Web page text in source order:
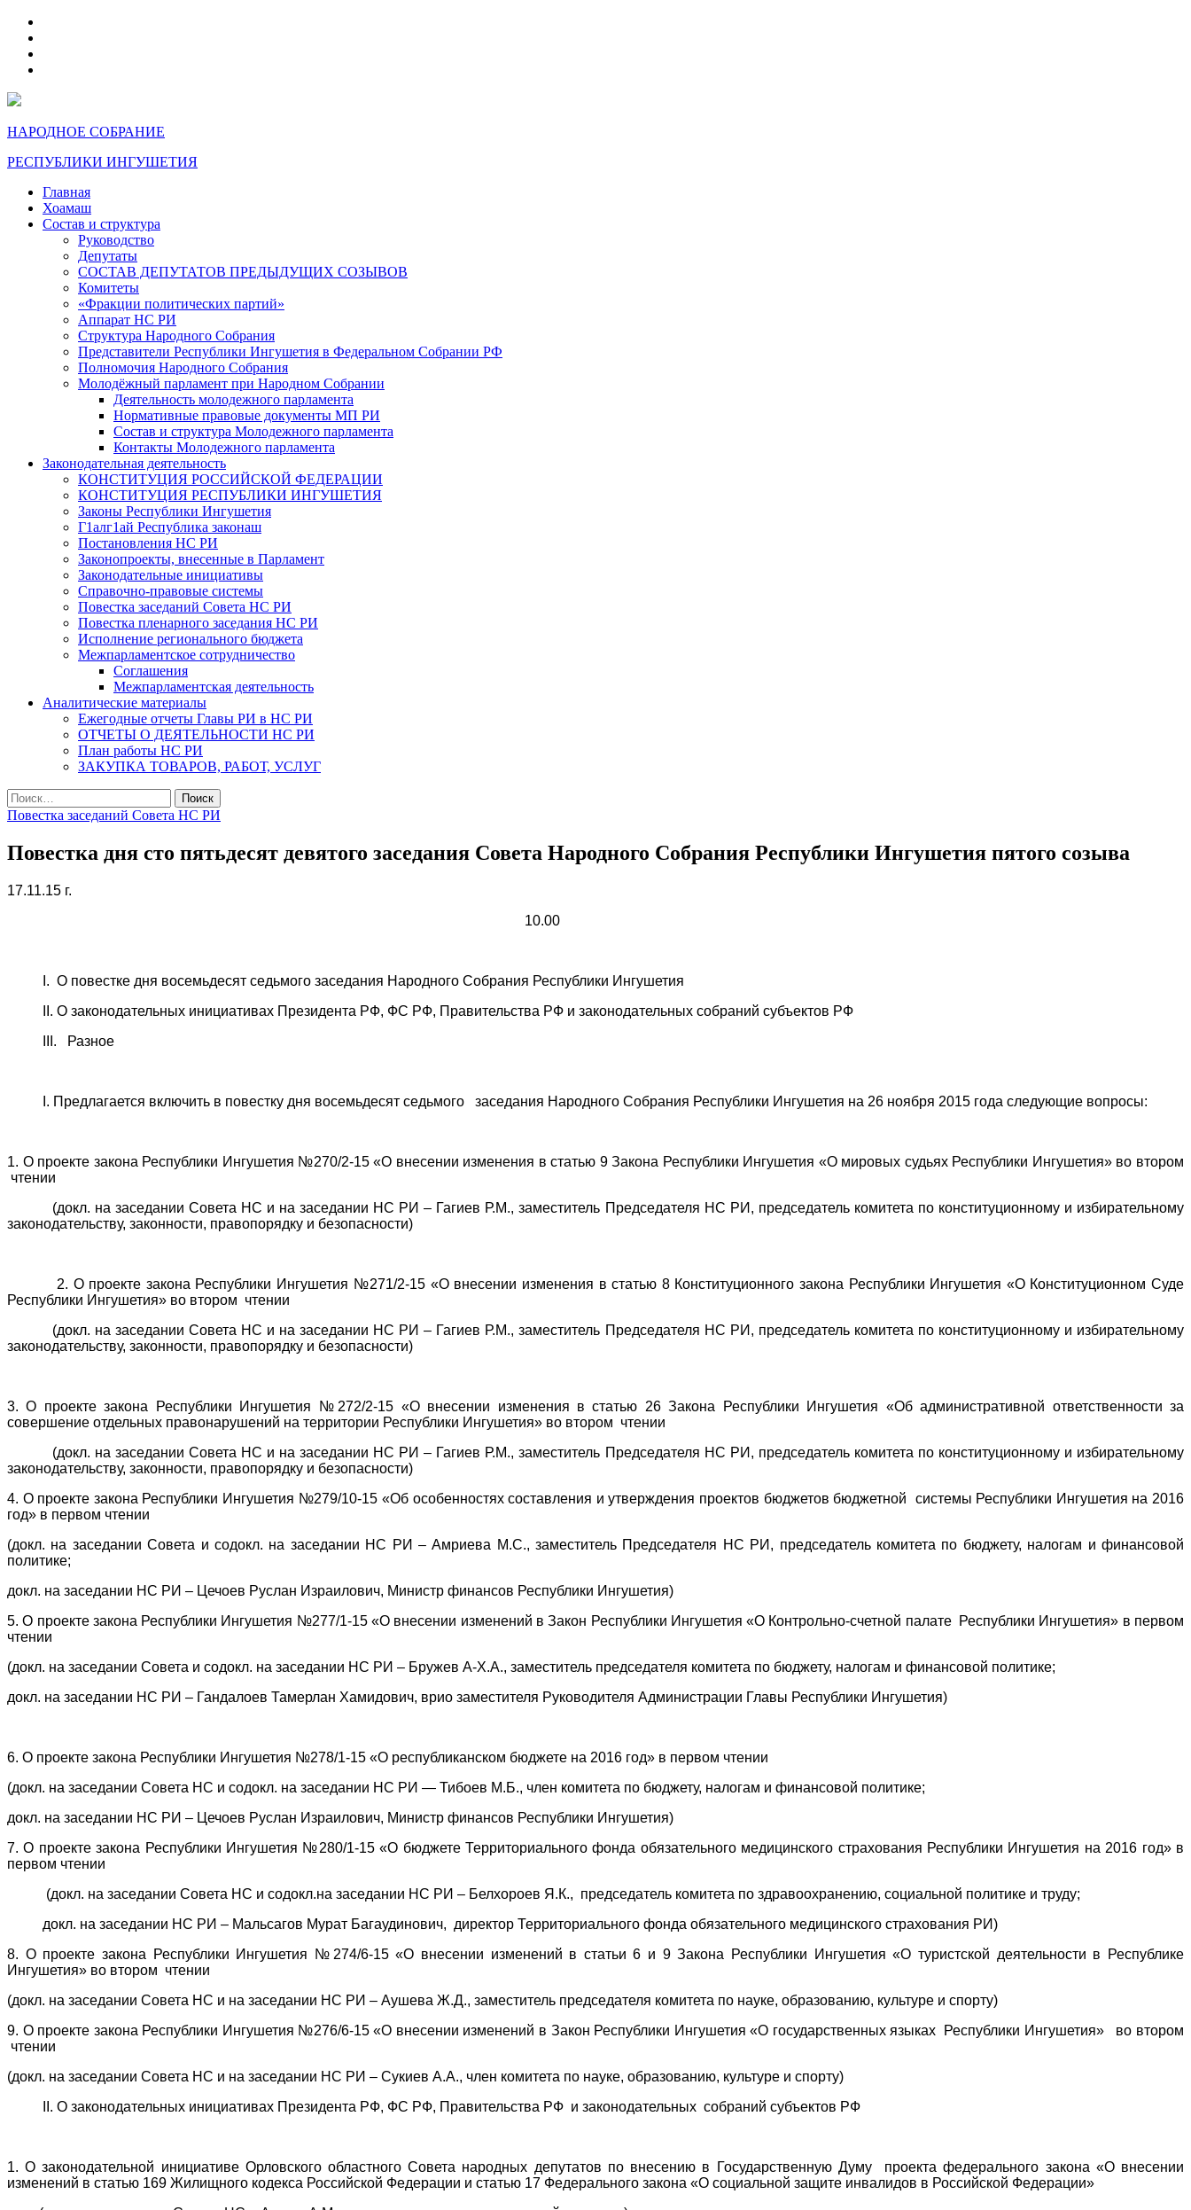
НАРОДНОЕ СОБРАНИЕ
РЕСПУБЛИКИ ИНГУШЕТИЯ
Главная
Хоамаш
Состав и структура
Руководство
Депутаты
СОСТАВ ДЕПУТАТОВ ПРЕДЫДУЩИХ СОЗЫВОВ
Комитеты
«Фракции политических партий»
Аппарат НС РИ
Структура Народного Собрания
Представители Республики Ингушетия в Федеральном Собрании РФ
Полномочия Народного Собрания
Молодёжный парламент при Народном Собрании
Деятельность молодежного парламента
Нормативные правовые документы МП РИ
Состав и структура Молодежного парламента
Контакты Молодежного парламента
Законодательная деятельность
КОНСТИТУЦИЯ РОССИЙСКОЙ ФЕДЕРАЦИИ
КОНСТИТУЦИЯ РЕСПУБЛИКИ ИНГУШЕТИЯ
Законы Республики Ингушетия
Г1алг1ай Республика законаш
Постановления НС РИ
Законопроекты, внесенные в Парламент
Законодательные инициативы
Справочно-правовые системы
Повестка заседаний Совета НС РИ
Повестка пленарного заседания НС РИ
Исполнение регионального бюджета
Межпарламентское сотрудничество
Соглашения
Межпарламентская деятельность
Аналитические материалы
Ежегодные отчеты Главы РИ в НС РИ
ОТЧЕТЫ О ДЕЯТЕЛЬНОСТИ НС РИ
План работы НС РИ
ЗАКУПКА ТОВАРОВ, РАБОТ, УСЛУГ
Найти:
Повестка заседаний Совета НС РИ
Повестка дня сто пятьдесят девятого заседания Совета Народного Собрания Республики Ингушетия пятого созыва
17.11.15 г.
10.00
I. О повестке дня восемьдесят седьмого заседания Народного Собрания Республики Ингушетия
II. О законодательных инициативах Президента РФ, ФС РФ, Правительства РФ и законодательных собраний субъектов РФ
III. Разное
I. Предлагается включить в повестку дня восемьдесят седьмого заседания Народного Собрания Республики Ингушетия на 26 ноября 2015 года следующие вопросы:
1. О проекте закона Республики Ингушетия №270/2-15 «О внесении изменения в статью 9 Закона Республики Ингушетия «О мировых судьях Республики Ингушетия» во втором
чтении
(докл. на заседании Совета НС и на заседании НС РИ – Гагиев Р.М., заместитель Председателя НС РИ, председатель комитета по конституционному и избирательному
законодательству, законности, правопорядку и безопасности)
2. О проекте закона Республики Ингушетия №271/2-15 «О внесении изменения в статью 8 Конституционного закона Республики Ингушетия «О Конституционном Суде
Республики Ингушетия» во втором чтении
(докл. на заседании Совета НС и на заседании НС РИ – Гагиев Р.М., заместитель Председателя НС РИ, председатель комитета по конституционному и избирательному
законодательству, законности, правопорядку и безопасности)
3. О проекте закона Республики Ингушетия №272/2-15 «О внесении изменения в статью 26 Закона Республики Ингушетия «Об административной ответственности за
совершение отдельных правонарушений на территории Республики Ингушетия» во втором чтении
(докл. на заседании Совета НС и на заседании НС РИ – Гагиев Р.М., заместитель Председателя НС РИ, председатель комитета по конституционному и избирательному
законодательству, законности, правопорядку и безопасности)
4. О проекте закона Республики Ингушетия №279/10-15 «Об особенностях составления и утверждения проектов бюджетов бюджетной системы Республики Ингушетия на 2016
год» в первом чтении
(докл. на заседании Совета и содокл. на заседании НС РИ – Амриева М.С., заместитель Председателя НС РИ, председатель комитета по бюджету, налогам и финансовой
политике;
докл. на заседании НС РИ – Цечоев Руслан Израилович, Министр финансов Республики Ингушетия)
5. О проекте закона Республики Ингушетия №277/1-15 «О внесении изменений в Закон Республики Ингушетия «О Контрольно-счетной палате Республики Ингушетия» в первом
чтении
(докл. на заседании Совета и содокл. на заседании НС РИ – Бружев А-Х.А., заместитель председателя комитета по бюджету, налогам и финансовой политике;
докл. на заседании НС РИ – Гандалоев Тамерлан Хамидович, врио заместителя Руководителя Администрации Главы Республики Ингушетия)
6. О проекте закона Республики Ингушетия №278/1-15 «О республиканском бюджете на 2016 год» в первом чтении
(докл. на заседании Совета НС и содокл. на заседании НС РИ — Тибоев М.Б., член комитета по бюджету, налогам и финансовой политике;
докл. на заседании НС РИ – Цечоев Руслан Израилович, Министр финансов Республики Ингушетия)
7. О проекте закона Республики Ингушетия №280/1-15 «О бюджете Территориального фонда обязательного медицинского страхования Республики Ингушетия на 2016 год» в
первом чтении
(докл. на заседании Совета НС и содокл.на заседании НС РИ – Белхороев Я.К., председатель комитета по здравоохранению, социальной политике и труду;
докл. на заседании НС РИ – Мальсагов Мурат Багаудинович, директор Территориального фонда обязательного медицинского страхования РИ)
8. О проекте закона Республики Ингушетия №274/6-15 «О внесении изменений в статьи 6 и 9 Закона Республики Ингушетия «О туристской деятельности в Республике
Ингушетия» во втором чтении
(докл. на заседании Совета НС и на заседании НС РИ – Аушева Ж.Д., заместитель председателя комитета по науке, образованию, культуре и спорту)
9. О проекте закона Республики Ингушетия №276/6-15 «О внесении изменений в Закон Республики Ингушетия «О государственных языках Республики Ингушетия» во втором
чтении
(докл. на заседании Совета НС и на заседании НС РИ – Сукиев А.А., член комитета по науке, образованию, культуре и спорту)
II. О законодательных инициативах Президента РФ, ФС РФ, Правительства РФ и законодательных собраний субъектов РФ
1. О законодательной инициативе Орловского областного Совета народных депутатов по внесению в Государственную Думу проекта федерального закона «О внесении
изменений в статью 169 Жилищного кодекса Российской Федерации и статью 17 Федерального закона «О социальной защите инвалидов в Российской Федерации»